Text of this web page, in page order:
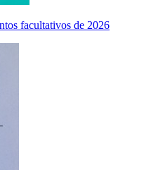
facultativos de 2026